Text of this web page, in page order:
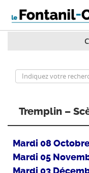
Tremplin –
Mardi 08
Mardi 05